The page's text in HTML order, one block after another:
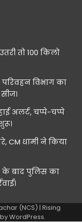
तो 100 किलो
विभाग का
अलर्ट, चप्पे-चप्पे
CM धामी ने किया
के बाद पुलिस का
(NCS) | Rising
WordPress.